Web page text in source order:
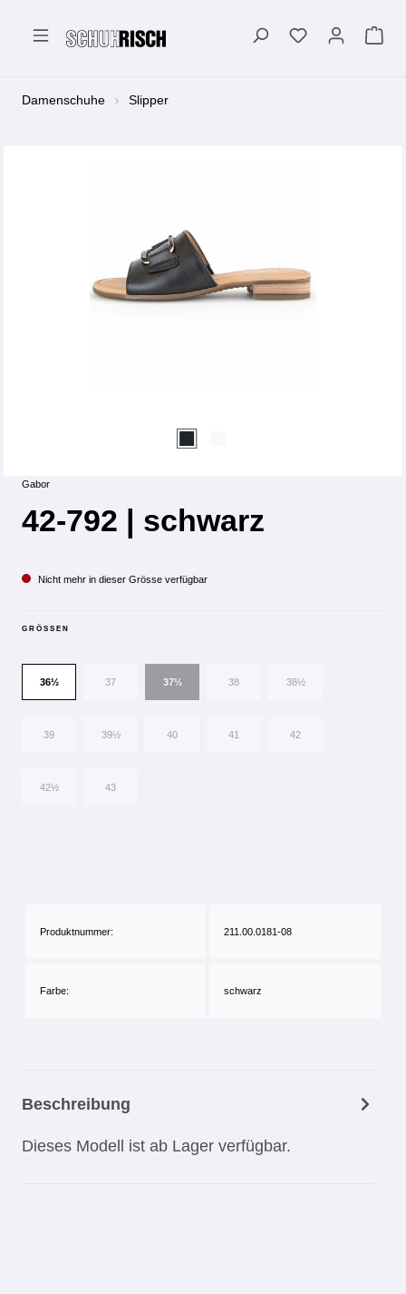
Damenschuhe Slipper
Gabor
42-792 | schwarz
Nicht mehr in dieser Grösse verfügbar
GRÖSSEN
36½ 37 37½ 38 38½
39 39½ 40 41 42
42½ 43
Produktnummer: 211.00.0181-08
Farbe: schwarz
Beschreibung
Dieses Modell ist ab Lager verfügbar.